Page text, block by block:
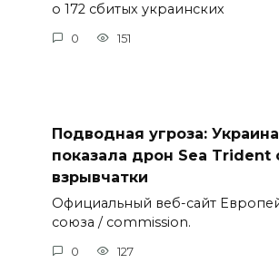
о 172 сбитых украинских
0 151
Подводная угроза: Украина
показала дрон Sea Trident
взрывчатки
Официальный веб-сайт
союза / commission.
0 127